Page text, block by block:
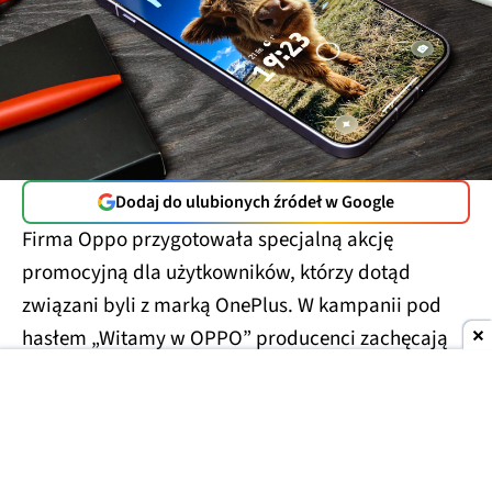
Dodaj do ulubionych źródeł w Google
Firma Oppo przygotowała specjalną akcję
promocyjną dla użytkowników, którzy dotąd
związani byli z marką OnePlus. W kampanii pod
hasłem „Witamy w OPPO” producenci zachęcają